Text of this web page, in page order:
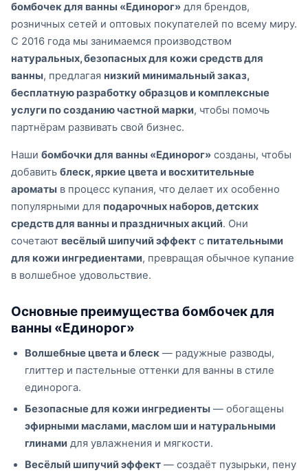
бомбочек для ванны «Единорог» для брендов,
розничных сетей и оптовых покупателей по всему миру.
С 2016 года мы занимаемся производством
натуральных, безопасных для кожи средств для
ванны, предлагая низкий минимальный заказ,
бесплатную разработку образцов и комплексные
услуги по созданию частной марки, чтобы помочь
партнёрам развивать свой бизнес.
Наши бомбочки для ванны «Единорог» созданы, чтобы
добавить блеск, яркие цвета и восхитительные
ароматы в процесс купания, что делает их особенно
популярными для подарочных наборов, детских
средств для ванны и праздничных акций. Они
сочетают весёлый шипучий эффект с питательными
для кожи ингредиентами, превращая обычное купание
в волшебное удовольствие.
Основные преимущества бомбочек для
ванны «Единорог»
Волшебные цвета и блеск — радужные разводы,
глиттер и пастельные оттенки для ванны в стиле
единорога.
Безопасные для кожи ингредиенты — обогащены
эфирными маслами, маслом ши и натуральными
глинами для увлажнения и мягкости.
Весёлый шипучий эффект — создаёт пузырьки, пену